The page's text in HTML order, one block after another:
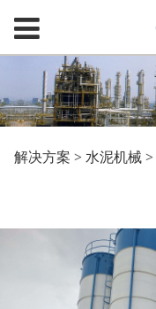
水泥机械
解决方案 > 水泥机械>